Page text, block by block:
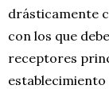
drásticamente
con los que
receptores
establecimiento